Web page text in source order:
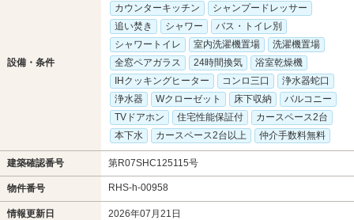
設備・条件
カウンターキッチン
シャンプードレッサー
追い焚き
シャワー
バス・トイレ別
シャワートイレ
室内洗濯機置場
洗濯機置場
全窓ペアガラス
24時間換気
浴室乾燥機
IHクッキングヒーター
コンロ三口
浄水器蛇口
浄水器
Wクローゼット 床下収納
バルコニー
TVドアホン
住宅性能保証付
カースペース2台
本下水
カースペース2台以上 仲介手数料無料
建築確認番号 第R07SHC125115号
物件番号 RHS-h-00958
情報更新日 2026年07月21日